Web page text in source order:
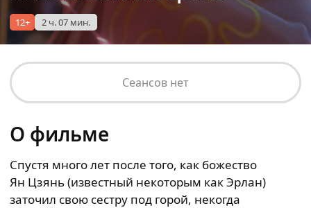
12+ 2 ч. 07 мин.
Сеансов нет
О фильме
Спустя много лет после того, как божество
Ян Цзянь (известный некоторым как Эрлан)
заточил свою сестру под горой, некогда